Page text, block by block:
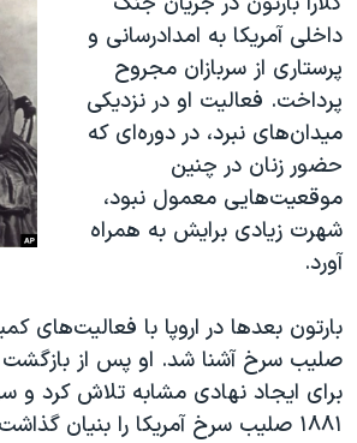
داخلی آمریکا به امدادرسانی و
پرستاری از سربازان مجروح
پرداخت. فعالیت او در نزدیکی
میدان‌های نبرد، در دوره‌ای که
حضور زنان در چنین
موقعیت‌هایی معمول نبود،
شهرت زیادی برایش به همراه
آورد.
بارتون بعدها در اروپا با فعالیت‌های
صلیب سرخ آشنا شد. او پس از بازگشت
برای ایجاد نهادی مشابه تلاش کرد و
۱۸۸۱ صلیب سرخ آمریکا را بنیان گذاشت.